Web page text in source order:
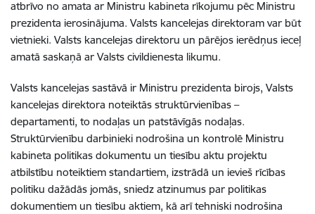
atbrīvo no amata ar Ministru kabineta rīkojumu pēc Ministru
prezidenta ierosinājuma. Valsts kancelejas direktoram var būt
vietnieki. Valsts kancelejas direktoru un pārējos ierēdņus ieceļ
amatā saskaņā ar Valsts civildienesta likumu.
Valsts kancelejas sastāvā ir Ministru prezidenta birojs, Valsts
kancelejas direktora noteiktās struktūrvienības –
departamenti, to nodaļas un patstāvīgās nodaļas.
Struktūrvienību darbinieki nodrošina un kontrolē Ministru
kabineta politikas dokumentu un tiesību aktu projektu
atbilstību noteiktiem standartiem, izstrādā un ievieš rīcības
politiku dažādās jomās, sniedz atzinumus par politikas
dokumentiem un tiesību aktiem, kā arī tehniski nodrošina